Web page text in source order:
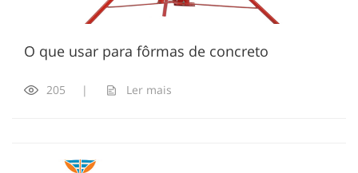
O que usar para fôrmas de concreto
205 | Ler mais